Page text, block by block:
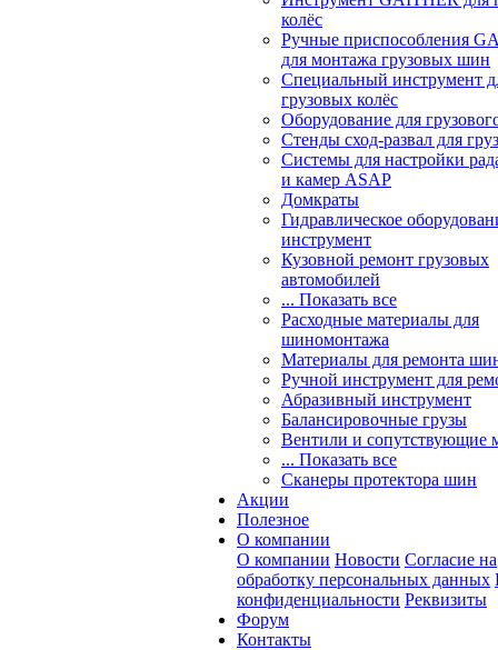
колёс
Ручные приспособления
для монтажа грузовых шин
Специальный инструмент
грузовых колёс
Оборудование для
Стенды сход-развал для
Системы для настройки
и камер ASAP
Домкраты
Гидравлическое
инструмент
Кузовной ремонт грузовых
автомобилей
... Показать все
Расходные материалы для
шиномонтажа
Материалы для ремонта
Ручной инструмент для
Абразивный инструмент
Балансировочные грузы
Вентили и сопутствующие
... Показать все
Сканеры протектора шин
Акции
Полезное
О компании
О компании Новости Согласие на
обработку персональных данных
конфиденциальности Реквизиты
Форум
Контакты